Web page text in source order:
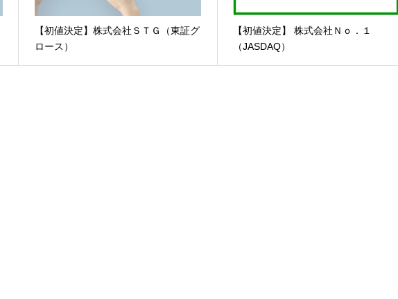
【初値決定】株式会社ＳＴＧ（東証グ
ロース）
【初値決定】 株式会社Ｎｏ．１
（JASDAQ）